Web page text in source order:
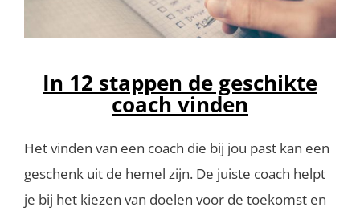
In 12 stappen de geschikte
coach vinden
Het vinden van een coach die bij jou past kan een
geschenk uit de hemel zijn. De juiste coach helpt
je bij het kiezen van doelen voor de toekomst en